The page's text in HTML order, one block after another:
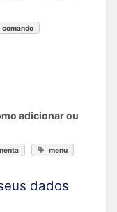
comando
adicionar ou
menu
dados